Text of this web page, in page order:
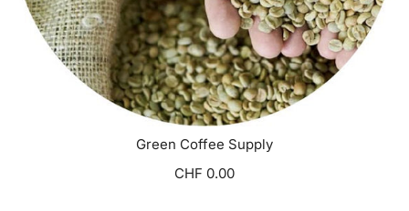
Green Coffee Supply
CHF 0.00